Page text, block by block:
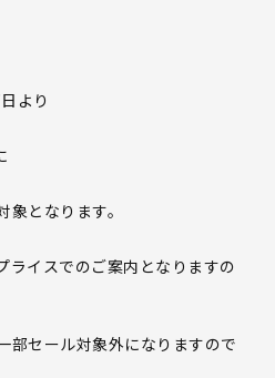
より
となります。
ライスでのご案内となりますの
部セール対象外になりますので